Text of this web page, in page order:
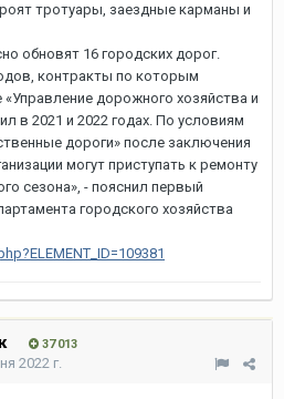
тротуары, заездные карманы и
обновят 16 городских дорог.
контракты по которым
«Управление дорожного хозяйства и
в 2021 и 2022 годах. По условиям
дороги» после заключения
могут приступать к ремонту
сезона», - пояснил первый
городского хозяйства
37 013
2022 г.